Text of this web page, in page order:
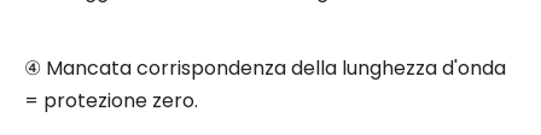
④ Mancata corrispondenza della lunghezza d'onda
= protezione zero.